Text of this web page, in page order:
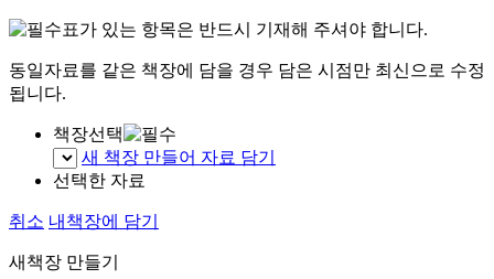
표가 있는 항목은 반드시 기재해 주셔야 합니다.
동일자료를 같은 책장에 담을 경우 담은 시점만 최신으로 수정
됩니다.
책장선택
새 책장 만들어 자료 담기
선택한 자료
취소 내책장에 담기
새책장 만들기